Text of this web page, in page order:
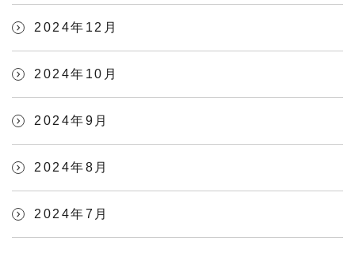
2024年12月
2024年10月
2024年9月
2024年8月
2024年7月